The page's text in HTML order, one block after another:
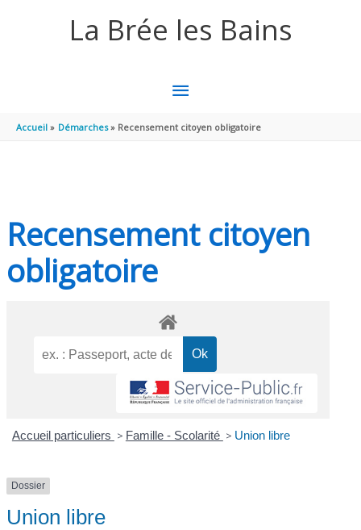
La Brée les Bains
MENU
PRINCIPAL
Accueil Démarches Recensement citoyen obligatoire
Recensement citoyen
obligatoire
Accueil particuliers > Famille - Scolarité > Union libre
Dossier
Union libre